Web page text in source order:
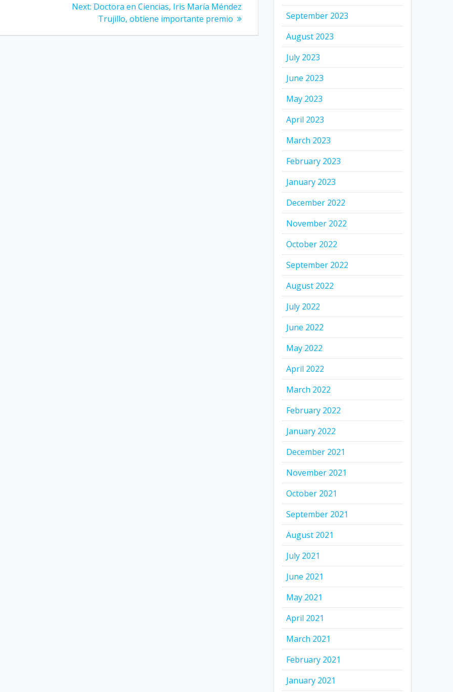
Next: Next
post:
Doctora en Ciencias, Iris María Méndez
Trujillo, obtiene importante premio
September 2023
August 2023
July 2023
June 2023
May 2023
April 2023
March 2023
February 2023
January 2023
December 2022
November 2022
October 2022
September 2022
August 2022
July 2022
June 2022
May 2022
April 2022
March 2022
February 2022
January 2022
December 2021
November 2021
October 2021
September 2021
August 2021
July 2021
June 2021
May 2021
April 2021
March 2021
February 2021
January 2021